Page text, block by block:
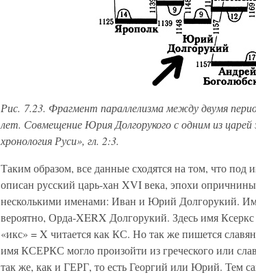
Рис. 7.23. Фрагмент параллелизма между двумя
лет. Совмещение Юрия Долгорукого с одним из
хронология Руси», гл. 2:3.
Таким образом, все данные сходятся на том, что
описан русский царь-хан XVI века, эпохи
несколькими именами: Иван и Юрий Долгорукий.
вероятно, Орда-XERX Долгорукий. Здесь имя
«икс» = X читается как КС. Но так же пишется
имя КСЕРКС могло произойти из греческого или
так же, как и ГЕРГ, то есть Георгий или Юрий. Тем